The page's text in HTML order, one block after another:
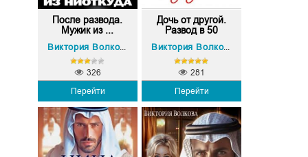
После развода.
Мужик из ...
Виктория Волкова
Перейти
326
Дочь от другой.
Развод в 50
Виктория Волкова
Перейти
281